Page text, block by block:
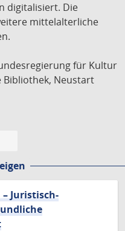
digitalisiert. Die
mittelalterliche
für Kultur
Bibliothek, Neustart
– Juristisch-